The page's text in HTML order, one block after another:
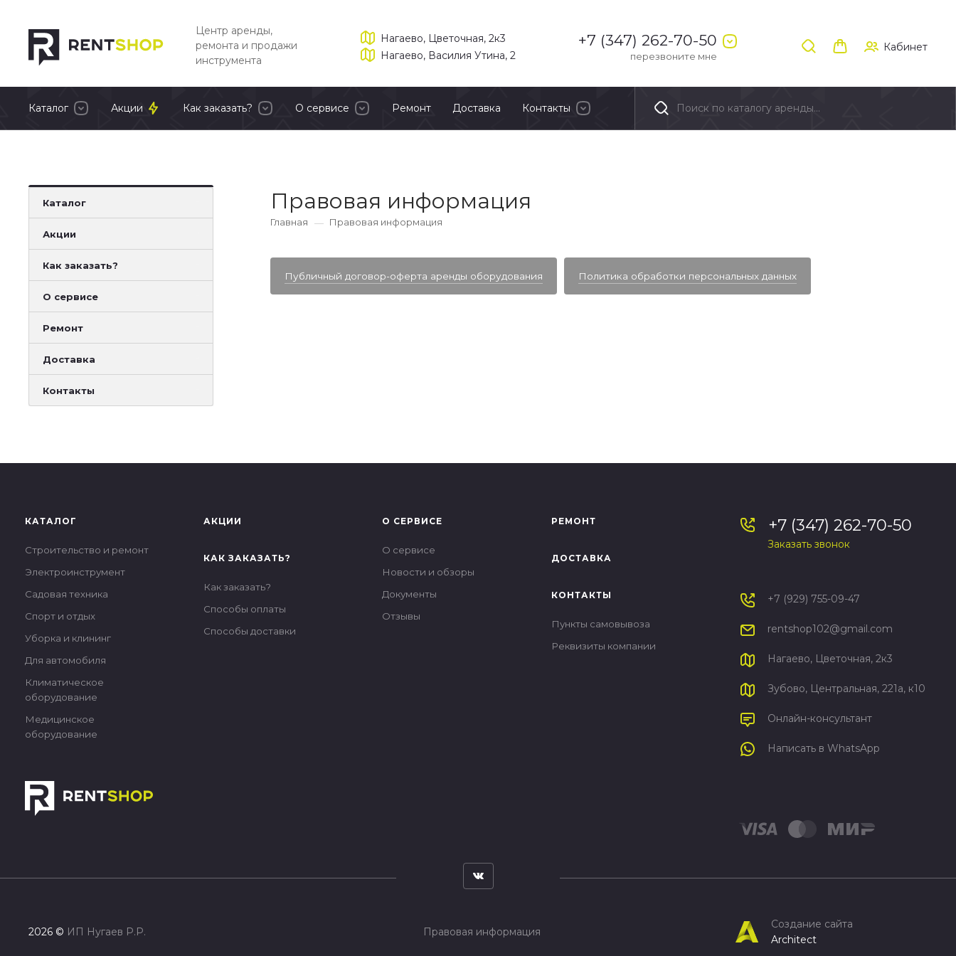
Центр аренды,
ремонта и продажи
инструмента
Нагаево, Цветочная, 2к3
Нагаево, Василия Утина, 2
+7 (347) 262-70-50
перезвоните мне
Кабинет
Каталог Акции Как заказать? О сервисе Ремонт Доставка Контакты Поиск по каталогу аренды...
Каталог
Акции
Как заказать?
О сервисе
Ремонт
Доставка
Контакты
Правовая информация
Главная Правовая информация
Публичный договор-оферта аренды оборудования Политика обработки персональных данных
КАТАЛОГ
Строительство и ремонт
Электроинструмент
Садовая техника
Спорт и отдых
Уборка и клининг
Для автомобиля
Климатическое
оборудование
Медицинское
оборудование
АКЦИИ
КАК ЗАКАЗАТЬ?
Как заказать?
Способы оплаты
Способы доставки
О СЕРВИСЕ
О сервисе
Новости и обзоры
Документы
Отзывы
РЕМОНТ
ДОСТАВКА
КОНТАКТЫ
Пункты самовывоза
Реквизиты компании
+7 (347) 262-70-50
Заказать звонок
+7 (929) 755-09-47
rentshop102@gmail.com
Нагаево, Цветочная, 2к3
Зубово, Центральная, 221а, к10
Онлайн-консультант
Написать в WhatsApp
2026 © ИП Нугаев Р.Р. Правовая информация
Создание сайта
Architect